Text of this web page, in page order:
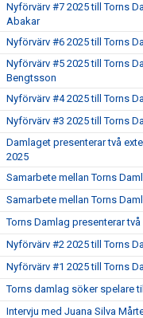
Nyförvärv #7 2025 till Torns
Abakar
Nyförvärv #6 2025 till Torns
Nyförvärv #5 2025 till Torns
Bengtsson
Nyförvärv #4 2025 till Torns
Nyförvärv #3 2025 till Torns
Damlaget presenterar två
2025
Samarbete mellan Torns
Samarbete mellan Torns
Torns Damlag presenterar
Nyförvärv #2 2025 till Torns
Nyförvärv #1 2025 till Torns
Torns damlag söker spelare
Intervju med Juana Silva